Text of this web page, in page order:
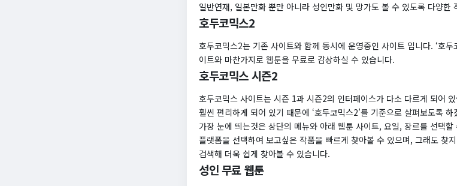
일반연재, 일본만화 뿐만 아니라 성인만화 및 망가도 볼 수 있도록 다양한
호두코믹스2
호두코믹스2는 기존 사이트와 함께 동시에 운영중인 사이트 입니다. ‘호
이트와 마찬가지로 웹툰을 무료로 감상하실 수 있습니다.
호두코믹스 시즌2
호두코믹스 사이트는 시즌 1과 시즌2의 인터페이스가 다소 다르게 되어
훨씬 편리하게 되어 있기 때문에 ‘호두코믹스2’를 기준으로 살펴보도록 하
가장 눈에 띄는것은 상단의 메뉴와 아래 웹툰 사이트, 요일, 장르를 선택
플랫폼을 선택하여 보고싶은 작품을 빠르게 찾아볼 수 있으며, 그래도 찾
검색해 더욱 쉽게 찾아볼 수 있습니다.
성인 무료 웹툰